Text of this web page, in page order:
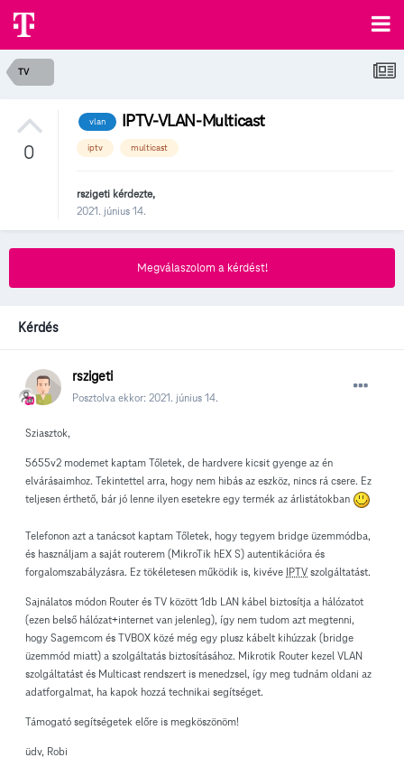
TV
0
vlan IPTV-VLAN-Multicast
iptv multicast
rszigeti kérdezte,
2021. június 14.
Megválaszolom a kérdést!
Kérdés
rszigeti
Posztolva ekkor: 2021. június 14.
Sziasztok,
5655v2 modemet kaptam Tőletek, de hardvere kicsit gyenge az én
elvárásaimhoz. Tekintettel arra, hogy nem hibás az eszköz, nincs rá csere. Ez
teljesen érthető, bár jó lenne ilyen esetekre egy termék az árlistátokban
Telefonon azt a tanácsot kaptam Tőletek, hogy tegyem bridge üzemmódba,
és használjam a saját routerem (MikroTik hEX S) autentikációra és
forgalomszabályzásra. Ez tökéletesen működik is, kivéve IPTV szolgáltatást.
Sajnálatos módon Router és TV között 1db LAN kábel biztosítja a hálózatot
(ezen belső hálózat+internet van jelenleg), így nem tudom azt megtenni,
hogy Sagemcom és TVBOX közé még egy plusz kábelt kihúzzak (bridge
üzemmód miatt) a szolgáltatás biztosításához. Mikrotik Router kezel VLAN
szolgáltatást és Multicast rendszert is menedzsel, így meg tudnám oldani az
adatforgalmat, ha kapok hozzá technikai segítséget.
Támogató segítségetek előre is megköszönöm!
üdv, Robi